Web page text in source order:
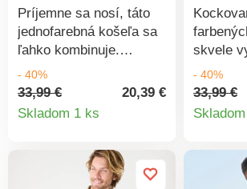
Príjemne sa nosí, táto
jednofarebná košeľa sa
ľahko kombinuje.
Košeľový golier.
Gombíková léga. 1
náprsné našité vrecko.
sedlo. Pod sedlom
vzadu sklady. Vpredu a
- 40%
33,99 €
20,39 €
Skladom 1 ks
Detail
skvele
Materiál
nosí.
Dlhé
- 40%
33,99 €